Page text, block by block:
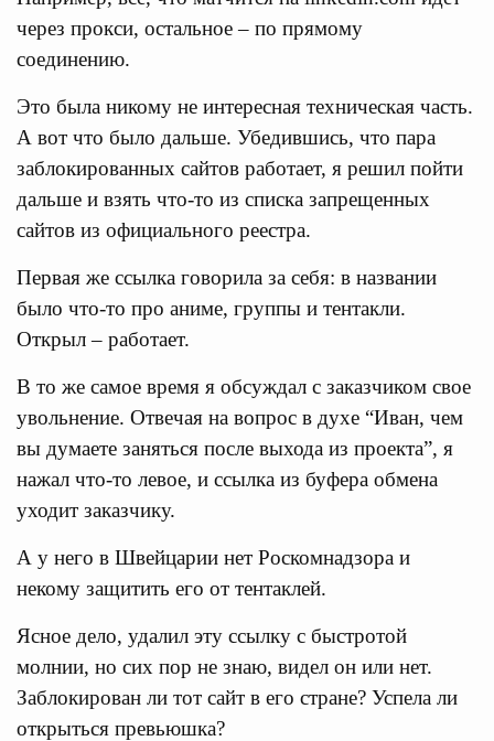
через прокси, остальное – по прямому
соединению.
Это была никому не интересная техническая часть.
А вот что было дальше. Убедившись, что пара
заблокированных сайтов работает, я решил пойти
дальше и взять что-то из списка запрещенных
сайтов из официального реестра.
Первая же ссылка говорила за себя: в названии
было что-то про аниме, группы и тентакли.
Открыл – работает.
В то же самое время я обсуждал с заказчиком свое
увольнение. Отвечая на вопрос в духе “Иван, чем
вы думаете заняться после выхода из проекта”, я
нажал что-то левое, и ссылка из буфера обмена
уходит заказчику.
А у него в Швейцарии нет Роскомнадзора и
некому защитить его от тентаклей.
Ясное дело, удалил эту ссылку с быстротой
молнии, но сих пор не знаю, видел он или нет.
Заблокирован ли тот сайт в его стране? Успела ли
открыться превьюшка?